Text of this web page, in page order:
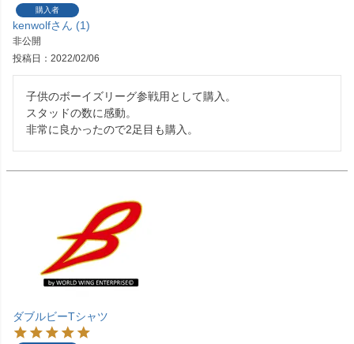
購入者
kenwolf 1
非公開
投稿日
2022/02/06
子供のボーイズリーグ参戦用として購入。
スタッドの数に感動。
非常に良かったので2足目も購入。
ダブルビーTシャツ